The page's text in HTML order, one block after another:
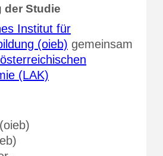
der Studie
Institut für
(oieb) gemeinsam
(LAK)